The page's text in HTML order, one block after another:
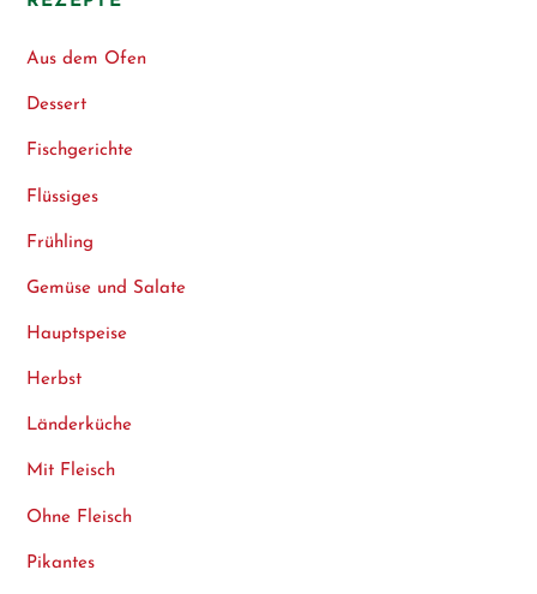
Aus dem Ofen
Dessert
Fischgerichte
Flüssiges
Frühling
Gemüse und Salate
Hauptspeise
Herbst
Länderküche
Mit Fleisch
Ohne Fleisch
Pikantes